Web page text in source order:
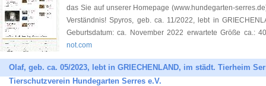
das Sie auf unserer Homepage (www.hundegarten-
Verständnis! Spyros, geb. ca. 11/2022, lebt in
Geburtsdatum: ca. November 2022 erwartete Größe ca.:
not.com
Olaf, geb. ca. 05/2023, lebt in GRIECHENLAND, im städt. Tierheim
Tierschutzverein Hundegarten Serres e.V.